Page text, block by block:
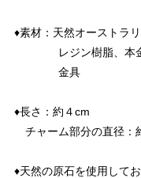
♦︎素材：天然オーストラ
レジン樹脂、本金
金具
♦︎長さ：約４cm
チャーム部分の直径：
♦︎天然の原石を使用して